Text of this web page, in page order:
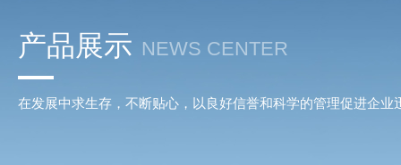
产品展示 NEWS CENTER
在发展中求生存，不断贴心，以良好信誉和科学的管理促进企业